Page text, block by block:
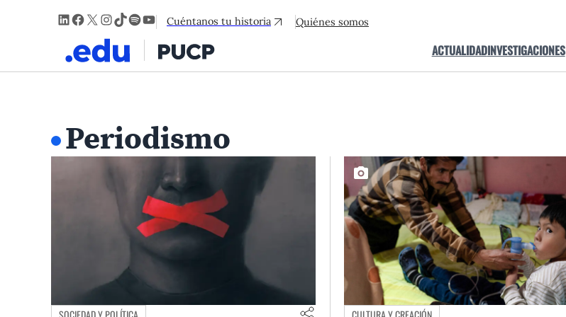
LinkedIn
Facebook
X Instagram
TikTok
Spotify
YouTube
Cuéntanos tu historia Quiénes somos
ACTUALIDADINVESTIGACIONES
Periodismo